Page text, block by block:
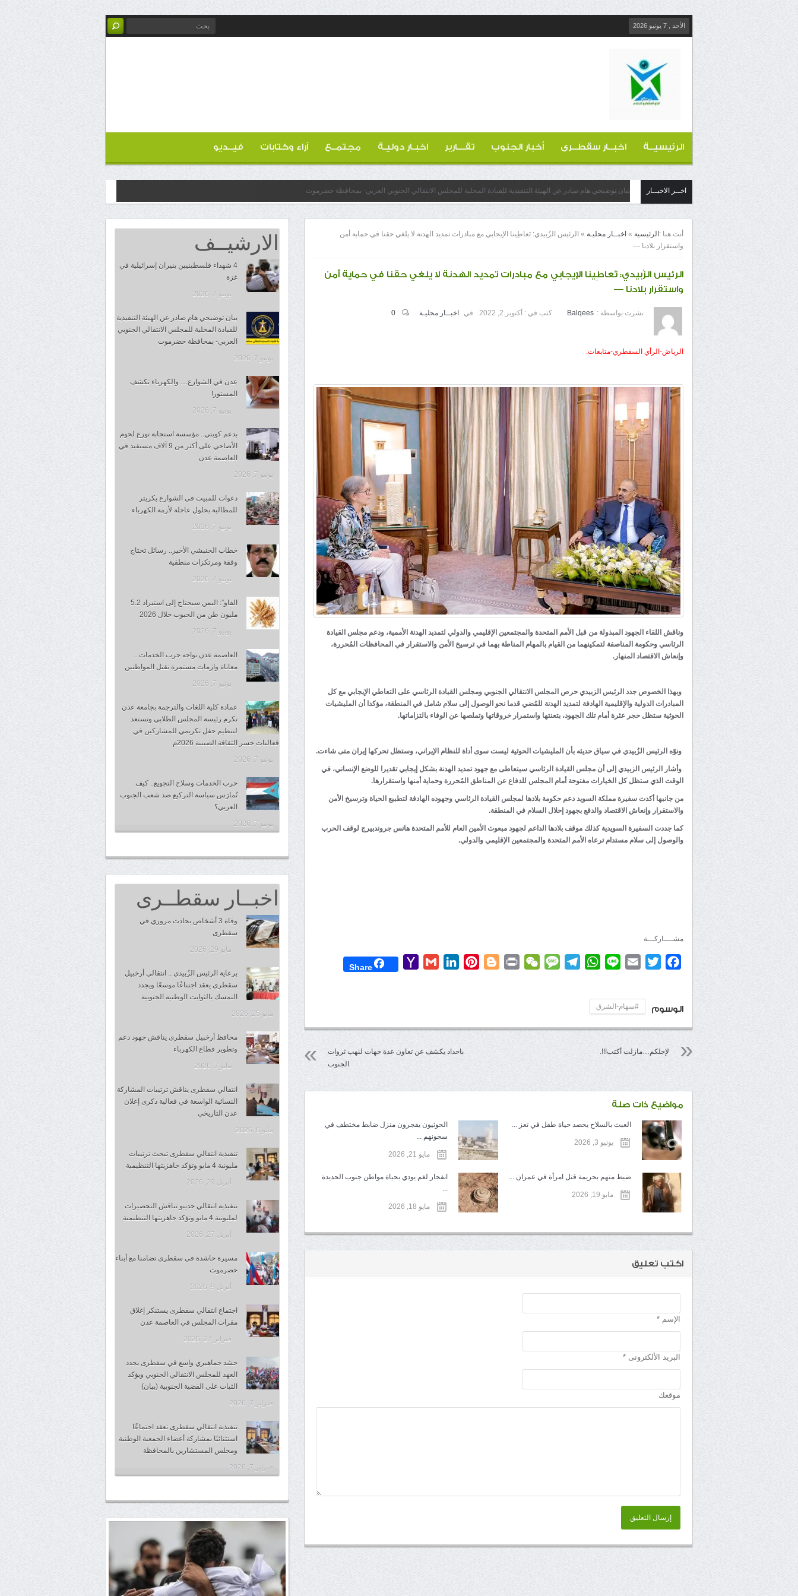
الأحد , 7 يونيو 2026
الرئيسيــة اخبــار سقطــرى أخبار الجنوب تقـــارير اخبـار دوليـة مجتمــع آراء وكتابات فيــديو
اخــر الاخبــار بيان توضيحي هام صادر عن الهيئة التنفيذية للقيادة المحلية للمجلس الانتقالي الجنوبي العربي- بمحافظة حضرموت
أنت هنا : الرئيسية » اخبــار محليـة » الرئيس الزُبيدي: تَعاطِينا الإيجابي مع مبادرات تمديد الهدنة لا يلغي حقنا في حماية أمن
واستقرار بلادنا —
الرئيس الزُبيدي: تَعاطِينا الإيجابي مع مبادرات تمديد الهدنة لا يلغي حقنا في حماية أمن
واستقرار بلادنا —
نشرت بواسطة : Balqees كتب في : أكتوبر 2, 2022 في اخبــار محليـة 0
الرياض-الرأي السقطري-متابعات:
وناقش اللقاء الجهود المبذولة من قبل الأمم المتحدة والمجتمعين الإقليمي والدولي لتمديد الهدنة الأممية، ودعم مجلس القيادة
الرئاسي وحكومة المناصفة لتمكينهما من القيام بالمهام المناطة بهما في ترسيخ الأمن والاستقرار في المحافظات المُحررة،
وإنعاش الاقتصاد المنهار.
وبهذا الخصوص جدد الرئيس الزبيدي حرص المجلس الانتقالي الجنوبي ومجلس القيادة الرئاسي على التعاطي الإيجابي مع كل
المبادرات الدولية والإقليمية الهادفة لتمديد الهدنة للمُضي قدما نحو الوصول إلى سلام شامل في المنطقة، مؤكدا أن المليشيات
الحوثية ستظل حجر عثرة أمام تلك الجهود، بتعنتها واستمرار خروقاتها وتملصها عن الوفاء بالتزاماتها.
ونوّه الرئيس الزُبيدي في سياق حديثه بأن المليشيات الحوثية ليست سوى أداة للنظام الإيراني، وستظل تحركها إيران متى شاءت.
وأشار الرئيس الزبيدي إلى أن مجلس القيادة الرئاسي سيتعاطى مع جهود تمديد الهدنة بشكل إيجابي تقديرا للوضع الإنساني، في
الوقت الذي ستظل كل الخيارات مفتوحة أمام المجلس للدفاع عن المناطق المُحررة وحماية أمنها واستقرارها.
من جانبها أكدت سفيرة مملكة السويد دعم حكومة بلادها لمجلس القيادة الرئاسي وجهوده الهادفة لتطبيع الحياة وترسيخ الأمن
والاستقرار وإنعاش الاقتصاد والدفع بجهود إحلال السلام في المنطقة.
كما جددت السفيرة السويدية كذلك موقف بلادها الداعم لجهود مبعوث الأمين العام للأمم المتحدة هانس جروندبيرج لوقف الحرب
والوصول إلى سلام مستدام ترعاه الأمم المتحدة والمجتمعين الإقليمي والدولي.
مشــــاركـــة
Facebook
Twitter
Email
Line
WhatsApp
Telegram
Message
WeChat
Print
Blogger
Pinterest
LinkedIn
Gmail
Yahoo
Share
الوسوم #سهام-الشرق
باحداد يكشف عن تعاون عدة جهات لنهب ثروات
الجنوب
لإجلكم…مازلت أكتب!!!.
مواضيع ذات صلة
العبث بالسلاح يحصد حياة طفل في تعز ...
يونيو 3, 2026
الحوثيون يفجرون منزل ضابط مختطف في
سجونهم ...
مايو 21, 2026
ضبط متهم بجريمة قتل امرأة في عمران ...
مايو 19, 2026
انفجار لغم يودي بحياة مواطن جنوب الحديدة
...
مايو 18, 2026
اكتب تعليق
الإسم *
البريد الألكترونى *
موقعك
إرسال التعليق
الارشيــف
4 شهداء فلسطينيين بنيران إسرائيلية في
غزة
يونيو 7, 2026
بيان توضيحي هام صادر عن الهيئة التنفيذية
للقيادة المحلية للمجلس الانتقالي الجنوبي
العربي- بمحافظة حضرموت
يونيو 7, 2026
عدن في الشوارع… والكهرباء تكشف
المستور!
يونيو 7, 2026
بدعم كويتي.. مؤسسة استجابة توزع لحوم
الأضاحي على أكثر من 9 آلاف مستفيد في
العاصمة عدن
يونيو 7, 2026
دعوات للمبيت في الشوارع بكريتر
للمطالبة بحلول عاجلة لأزمة الكهرباء
يونيو 7, 2026
خطاب الخنبشي الأخير.. رسائل تحتاج
وقفة ومرتكزات منطقية
يونيو 7, 2026
الفاو”: اليمن سيحتاج إلى استيراد 5.2
مليون طن من الحبوب خلال 2026
يونيو 7, 2026
العاصمة عدن تواجه حرب الخدمات ..
معاناة وازمات مستمرة تقتل المواطنين
يونيو 7, 2026
عمادة كلية اللغات والترجمة بجامعة عدن
تكرم رئيسة المجلس الطلابي وتستعد
لتنظيم حفل تكريمي للمشاركين في
فعاليات جسر الثقافة الصينية 2026م
يونيو 7, 2026
حرب الخدمات وسلاح التجويع.. كيف
تُمارَس سياسة التركيع ضد شعب الجنوب
العربي؟
يونيو 7, 2026
اخبــار سقطــرى
وفاة 3 أشخاص بحادث مروري في
سقطرى
مايو 29, 2026
برعاية الرئيس الزُبيدي .. انتقالي أرخبيل
سقطرى يعقد اجتناعُا موسعًا ويجدد
التمسك بالثوابت الوطنية الجنوبية
مايو 25, 2026
محافظ أرخبيل سقطرى يناقش جهود دعم
وتطوير قطاع الكهرباء
مايو 7, 2026
انتقالي سقطرى يناقش ترتيبات المشاركة
النسائية الواسعة في فعالية ذكرى إعلان
عدن التاريخي
مايو 6, 2026
تنفيذية انتقالي سقطرى تبحث ترتيبات
مليونية 4 مايو وتؤكد جاهزيتها التنظيمية
أبريل 29, 2026
تنفيذية انتقالي حديبو تناقش التحضيرات
لمليونية 4 مايو وتؤكد جاهزيتها التنظيمية
أبريل 27, 2026
مسيرة حاشدة في سقطرى تضامنا مع أبناء
حضرموت
أبريل 9, 2026
اجتماع انتقالي سقطرى يستنكر إغلاق
مقرات المجلس في العاصمة عدن
فبراير 27, 2026
حشد جماهيري واسع في سقطرى يجدد
العهد للمجلس الانتقالي الجنوبي ويؤكد
الثبات على القضية الجنوبية (بيان)
فبراير 7, 2026
تنفيذية انتقالي سقطرى تعقد اجتماعًا
استثنائيًا بمشاركة أعضاء الجمعية الوطنية
ومجلس المستشارين بالمحافظة
فبراير 7, 2026